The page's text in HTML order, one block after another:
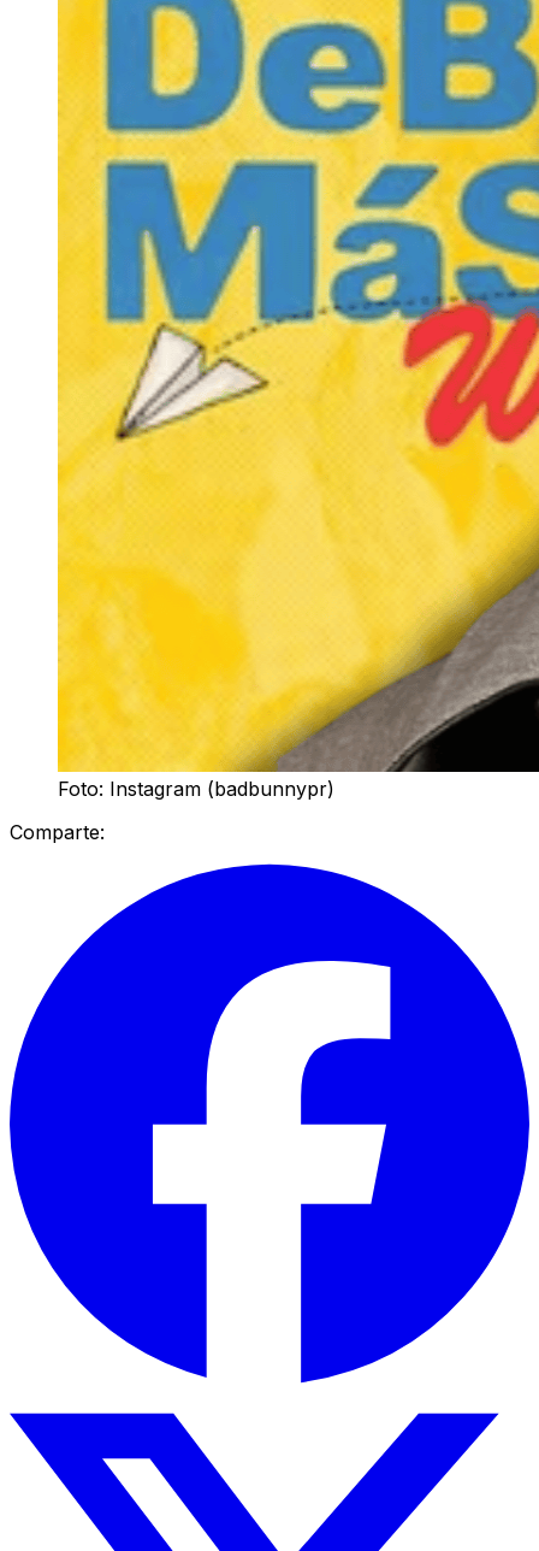
Foto: Instagram (badbunnypr)
Comparte: